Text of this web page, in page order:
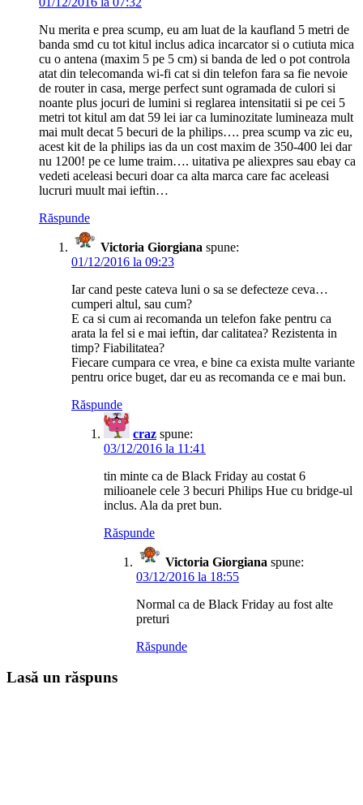
Nu merita e prea scump, eu am luat de la kaufland 5 metri de
banda smd cu tot kitul inclus adica incarcator si o cutiuta mica
cu o antena (maxim 5 pe 5 cm) si banda de led o pot controla
atat din telecomanda wi-fi cat si din telefon fara sa fie nevoie
de router in casa, merge perfect sunt ogramada de culori si
noante plus jocuri de lumini si reglarea intensitatii si pe cei 5
metri tot kitul am dat 59 lei iar ca luminozitate lumineaza mult
mai mult decat 5 becuri de la philips…. prea scump va zic eu,
acest kit de la philips ias da un cost maxim de 350-400 lei dar
nu 1200! pe ce lume traim…. uitativa pe aliexpres sau ebay ca
vedeti aceleasi becuri doar ca alta marca care fac aceleasi
lucruri muult mai ieftin…
Răspunde
Victoria Giorgiana spune:
01/12/2016 la 09:23
Iar cand peste cateva luni o sa se defecteze ceva…
cumperi altul, sau cum?
E ca si cum ai recomanda un telefon fake pentru ca
arata la fel si e mai ieftin, dar calitatea? Rezistenta in
timp? Fiabilitatea?
Fiecare cumpara ce vrea, e bine ca exista multe variante
pentru orice buget, dar eu as recomanda ce e mai bun.
Răspunde
craz spune:
03/12/2016 la 11:41
tin minte ca de Black Friday au costat 6
milioanele cele 3 becuri Philips Hue cu bridge-ul
inclus. Ala da pret bun.
Răspunde
Victoria Giorgiana spune:
03/12/2016 la 18:55
Normal ca de Black Friday au fost alte
preturi
Răspunde
Lasă un răspuns